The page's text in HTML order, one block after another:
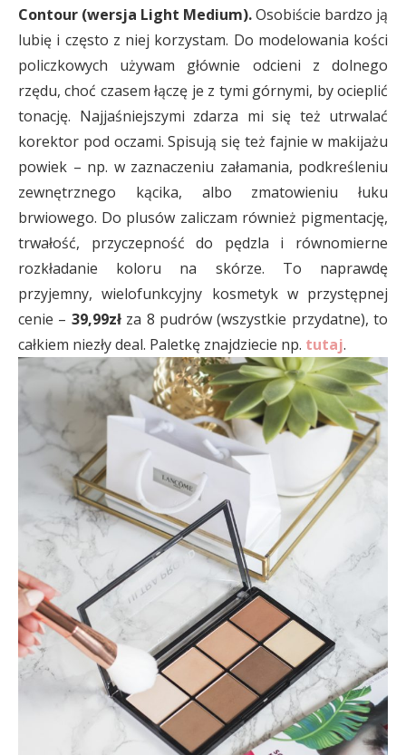
Contour (wersja Light Medium).Osobiście bardzo ją
lubię i często z niej korzystam. Do modelowania kości
policzkowych używam głównie odcieni z dolnego
rzędu, choć czasem łączę je z tymi górnymi, by ocieplić
tonację. Najjaśniejszymi zdarza mi się też utrwalać
korektor pod oczami. Spisują się też fajnie w makijażu
powiek – np. w zaznaczeniu załamania, podkreśleniu
zewnętrznego kącika, albo zmatowieniu łuku
brwiowego. Do plusów zaliczam również pigmentację,
trwałość, przyczepność do pędzla i równomierne
rozkładanie koloru na skórze. To naprawdę
przyjemny, wielofunkcyjny kosmetyk w przystępnej
cenie – 39,99złza 8 pudrów (wszystkie przydatne), to
całkiem niezły deal. Paletkę znajdziecie np. tutaj.